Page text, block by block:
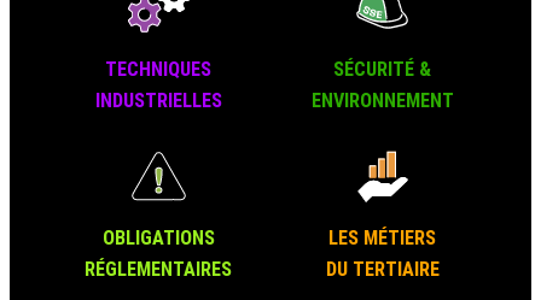
TECHNIQUES
INDUSTRIELLES
SÉCURITÉ &
ENVIRONNEMENT
OBLIGATIONS
RÉGLEMENTAIRES
LES MÉTIERS
DU TERTIAIRE